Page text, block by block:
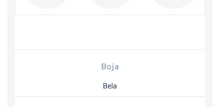
Boja
Bela